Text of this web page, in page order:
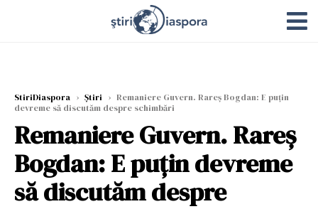
StiriDiaspora › Știri › Remaniere Guvern. Rareş Bogdan: E puţin
devreme să discutăm despre schimbări
Remaniere Guvern. Rareş
Bogdan: E puţin devreme
să discutăm despre